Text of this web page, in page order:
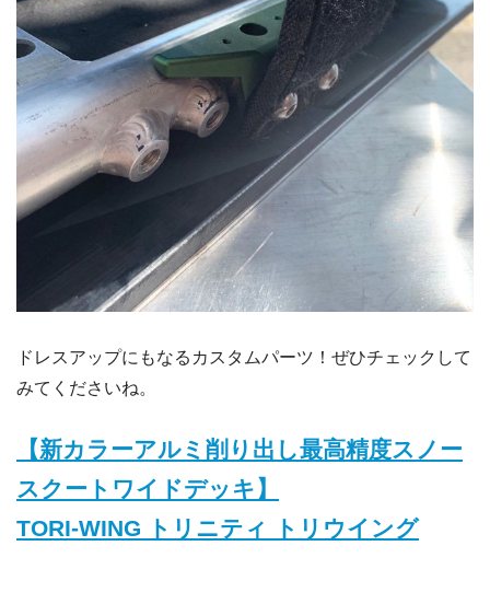
ドレスアップにもなるカスタムパーツ！ぜひチェックして
みてくださいね。
【新カラーアルミ削り出し最高精度スノー
スクートワイドデッキ】
TORI-WING トリニティ トリウイング